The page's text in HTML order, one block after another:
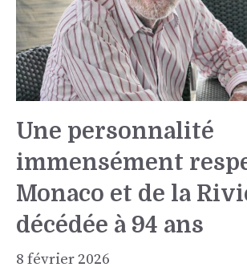
Une personnalité
immensément
Monaco et de la
décédée à 94 ans
8 février 2026